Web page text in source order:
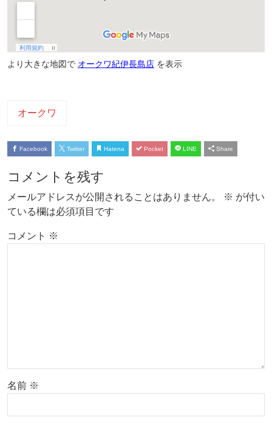
より大きな地図で オークワ紀伊長島店 を表示
オークワ
Facebook Twitter Hatena Pocket LINE Share
コメントを残す
メールアドレスが公開されることはありません。 ※ が付い
ている欄は必須項目です
コメント ※
名前 ※